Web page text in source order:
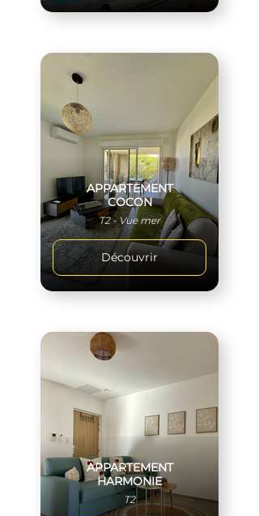
APPARTEMENT
COCON
T2 - Vue mer
Découvrir
APPARTEMENT
HARMONIE
T2